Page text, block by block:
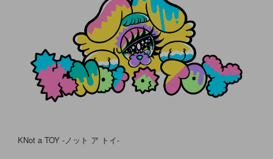
KNot a TOY -ノット ア トイ-